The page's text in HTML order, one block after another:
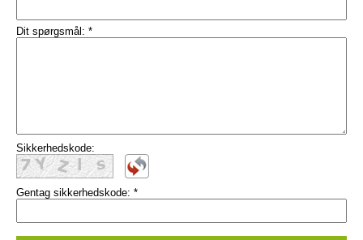
Dit spørgsmål: *
Sikkerhedskode:
Gentag sikkerhedskode: *